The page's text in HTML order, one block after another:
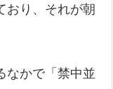
おり、それが朝
なかで「禁中並